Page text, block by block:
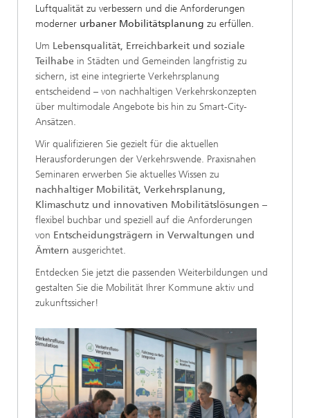
Luftqualität zu verbessern und die Anforderungen
moderner urbaner Mobilitätsplanung zu erfüllen.
Um Lebensqualität, Erreichbarkeit und soziale
Teilhabe in Städten und Gemeinden langfristig zu
sichern, ist eine integrierte Verkehrsplanung
entscheidend – von nachhaltigen Verkehrskonzepten
über multimodale Angebote bis hin zu Smart-City-
Ansätzen.
Wir qualifizieren Sie gezielt für die aktuellen
Herausforderungen der Verkehrswende. Praxisnahen
Seminaren erwerben Sie aktuelles Wissen zu
nachhaltiger Mobilität, Verkehrsplanung,
Klimaschutz und innovativen Mobilitätslösungen –
flexibel buchbar und speziell auf die Anforderungen
von Entscheidungsträgern in Verwaltungen und
Ämtern ausgerichtet.
Entdecken Sie jetzt die passenden Weiterbildungen und
gestalten Sie die Mobilität Ihrer Kommune aktiv und
zukunftssicher!